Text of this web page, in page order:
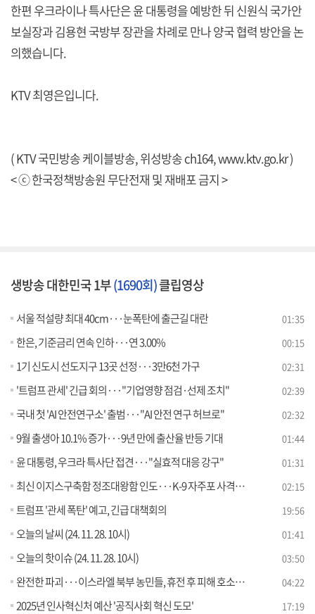
한편 우크라이나 특사단은 윤 대통령을 예방한 뒤 신원식 국가안
보실장과 김용현 국방부 장관을 차례로 만나 양국 협력 방안을 논
의했습니다.
KTV 최영은입니다.
( KTV 국민방송 케이블방송, 위성방송 ch164,www.ktv.go.kr)
< ⓒ 한국정책방송원 무단전재 및 재배포 금지 >
생방송 대한민국 1부(1690회)클립영상
서울 적설량 최대 40cm···눈폭탄에 출근길 대란 01:35
한은, 기준금리 연속 인하···연 3.00% 00:15
1기 신도시 선도지구 13곳 선정···3만6천 가구 02:31
'트럼프 관세' 긴급 회의···"기업영향 점검·선제 조치" 02:39
국내 첫 'AI 안전연구소' 출범···"AI 안전 연구 허브로" 02:32
9월 출생아 10.1% 증가···9년 만에 출산율 반등 기대 01:44
윤 대통령, 우크라 특사단 접견···"실효적 대응 강구" 01:31
최신 이지스구축함 정조대왕함 인도···K-9 자주포 사격훈련 02:15
트럼프 '관세 폭탄' 예고, 긴급 대책회의 19:56
오늘의 날씨 (24. 11. 28. 10시) 01:41
오늘의 핫이슈 (24. 11. 28. 10시) 03:50
완전한 파괴···이스라엘 북부 농민들, 휴전 후 피해 호소 [월드 투데이] 04:22
2025년 인사혁신처 예산 '공직사회 혁신 도모' 17:19